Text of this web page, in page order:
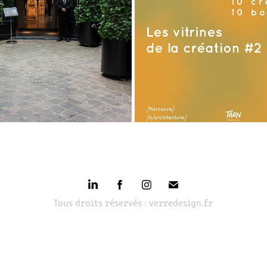
2022 2022
Tous droits réservés : verredesign.fr